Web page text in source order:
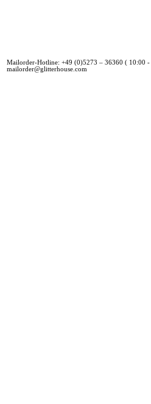
Mailorder-Hotline: +49 (0)5273 – 36360 ( 10:00
mailorder@glitterhouse.com